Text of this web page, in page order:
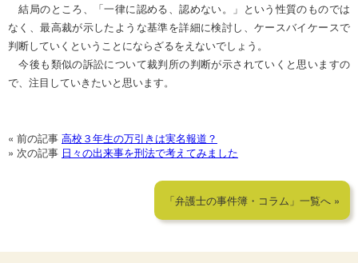
結局のところ、「一律に認める、認めない。」という性質のものでは
なく、最高裁が示したような基準を詳細に検討し、ケースバイケースで
判断していくということにならざるをえないでしょう。
今後も類似の訴訟について裁判所の判断が示されていくと思いますの
で、注目していきたいと思います。
« 前の記事 高校３年生の万引きは実名報道？
» 次の記事 日々の出来事を刑法で考えてみました
「弁護士の事件簿・コラム」一覧へ »